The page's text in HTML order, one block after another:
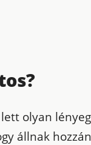
olyan
állnak